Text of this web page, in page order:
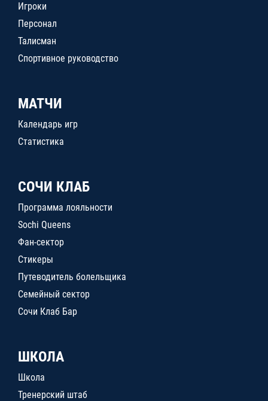
Игроки
Персонал
Талисман
Спортивное руководство
МАТЧИ
Календарь игр
Статистика
СОЧИ КЛАБ
Программа лояльности
Sochi Queens
Фан-сектор
Стикеры
Путеводитель болельщика
Семейный сектор
Сочи Клаб Бар
ШКОЛА
Школа
Тренерский штаб